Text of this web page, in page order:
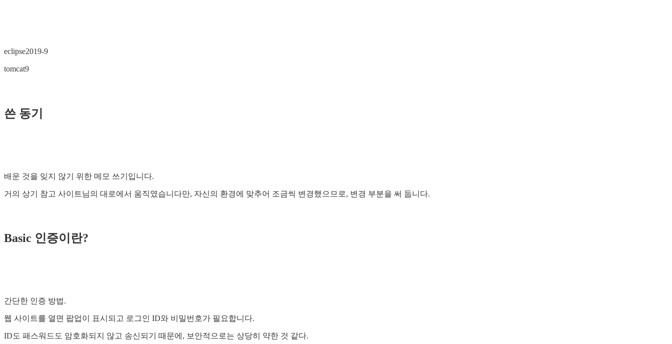
eclipse2019-9
tomcat9
쓴 동기
배운 것을 잊지 않기 위한 메모 쓰기입니다.
거의 상기 참고 사이트님의 대로에서 움직였습니다만, 자신의 환경에 맞추어 조금씩 변경했으므로, 변경 부분을 써 둡니다.
Basic 인증이란?
간단한 인증 방법.
웹 사이트를 열면 팝업이 표시되고 로그인 ID와 비밀번호가 필요합니다.
ID도 패스워드도 암호화되지 않고 송신되기 때문에, 보안적으로는 상당히 약한 것 같다.